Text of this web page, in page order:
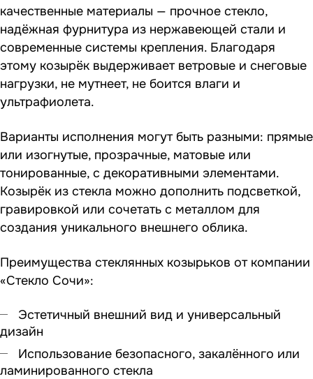
качественные материалы — прочное стекло,
надёжная фурнитура из нержавеющей стали и
современные системы крепления. Благодаря
этому козырёк выдерживает ветровые и снеговые
нагрузки, не мутнеет, не боится влаги и
ультрафиолета.
Варианты исполнения могут быть разными: прямые
или изогнутые, прозрачные, матовые или
тонированные, с декоративными элементами.
Козырёк из стекла можно дополнить подсветкой,
гравировкой или сочетать с металлом для
создания уникального внешнего облика.
Преимущества стеклянных козырьков от компании
«Стекло Сочи»:
Эстетичный внешний вид и универсальный
дизайн
Использование безопасного, закалённого или
ламинированного стекла